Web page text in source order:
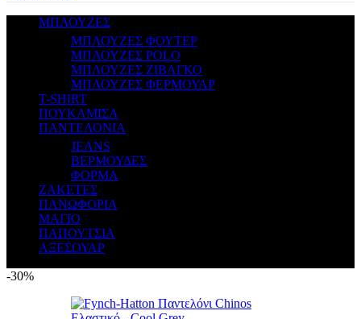
ΜΠΛΟΥΖΕΣ
ΜΠΛΟΥΖΕΣ ΦΟΥΤΕΡ
ΜΠΛΟΥΖΕΣ POLO
ΜΠΛΟΥΖΕΣ ΖΙΒΑΓΚΟ
ΜΠΛΟΥΖΕΣ ΦΕΡΜΟΥΑΡ
T-SHIRT
ΠΟΥΚΑΜΙΣΑ
ΠΑΝΤΕΛΟΝΙΑ
JEANS
ΒΕΡΜΟΥΔΕΣ
ΦΟΡΜΑ
ΖΑΚΕΤΕΣ
ΠΑΝΩΦΟΡΙΑ
ΜΑΓΙΟ
ΠΑΠΟΥΤΣΙΑ
ΑΞΕΣΟΥΑΡ
-30%